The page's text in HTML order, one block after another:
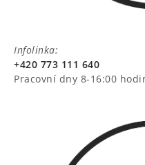
Infolinka:
+420 773 111 640
Pracovní dny 8-16:00